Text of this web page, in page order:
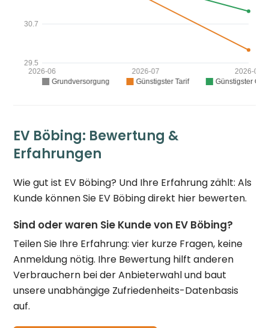
EV Böbing: Bewertung &
Erfahrungen
Wie gut ist EV Böbing? Und Ihre Erfahrung zählt: Als
Kunde können Sie EV Böbing direkt hier bewerten.
Sind oder waren Sie Kunde von EV Böbing?
Teilen Sie Ihre Erfahrung: vier kurze Fragen, keine
Anmeldung nötig. Ihre Bewertung hilft anderen
Verbrauchern bei der Anbieterwahl und baut
unsere unabhängige Zufriedenheits-Datenbasis
auf.